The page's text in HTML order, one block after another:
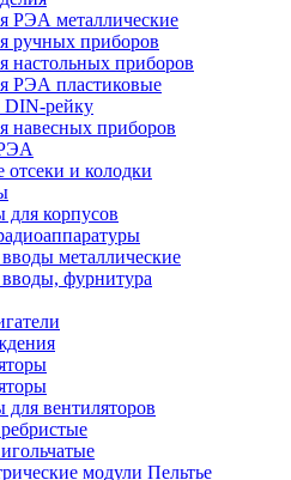
РЭА металлические
ручных приборов
настольных приборов
РЭА пластиковые
DIN-рейку
навесных приборов
отсеки и колодки
для корпусов
металлические
фурнитура
для вентиляторов
модули Пельтье